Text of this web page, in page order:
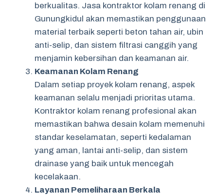
berkualitas. Jasa kontraktor kolam renang di
Gunungkidul akan memastikan penggunaan
material terbaik seperti beton tahan air, ubin
anti-selip, dan sistem filtrasi canggih yang
menjamin kebersihan dan keamanan air.
Keamanan Kolam Renang
Dalam setiap proyek kolam renang, aspek
keamanan selalu menjadi prioritas utama.
Kontraktor kolam renang profesional akan
memastikan bahwa desain kolam memenuhi
standar keselamatan, seperti kedalaman
yang aman, lantai anti-selip, dan sistem
drainase yang baik untuk mencegah
kecelakaan.
Layanan Pemeliharaan Berkala